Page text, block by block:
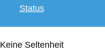
Status
Keine Seltenheit